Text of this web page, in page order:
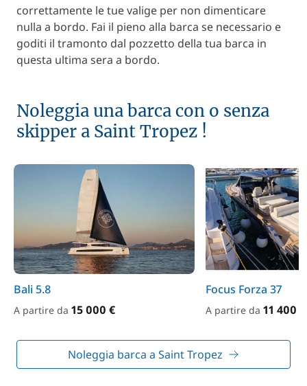
correttamente le tue valige per non dimenticare
nulla a bordo. Fai il pieno alla barca se necessario e
goditi il tramonto dal pozzetto della tua barca in
questa ultima sera a bordo.
Noleggia una barca con o senza
skipper a Saint Tropez !
Bali 5.8
A partire da 15 000 €
Focus Forza 37
A partire da 11 400 €
Noleggia barca a Saint Tropez